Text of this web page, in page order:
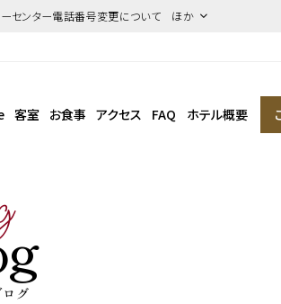
ーセンター電話番号変更について ほか
客室 お食事 アクセス FAQ ホテル概要
グ